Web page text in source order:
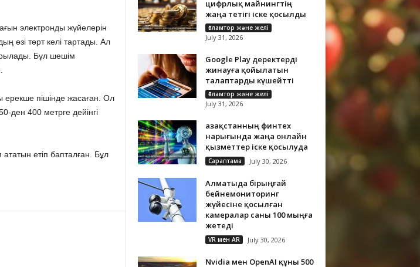
электронды жүйелерін
өзі төрт келі тартады. Ал
Бұл шешім
ерекше пішінде жасаған. Ол
ден 400 метрге дейінгі
етіп бапталған. Бұл
цифрлық майнингтің
жаңа тетігі іске қосылды
Ғаламтор және желі
July 31, 2026
Google Play деректерді
жинауға қойылатын
талаптарды күшейтті
Ғаламтор және желі
July 31, 2026
Қазақстанның финтех
нарығында жаңа онлайн
қызметтер іске қосылуда
Сараптама July 30, 2026
Алматыда бірыңғай
бейнемониторинг
жүйесіне қосылған
камералар саны 100 мыңға
жетеді
VR мен AR July 30, 2026
Nvidia мен OpenAI құны 500